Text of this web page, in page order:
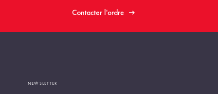
Contacter l'ordre
NEWSLETTER